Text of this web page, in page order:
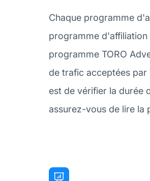
Chaque programme
programme d'affiliation
programme TORO
de trafic acceptées
est de vérifier la durée
assurez-vous de lire la